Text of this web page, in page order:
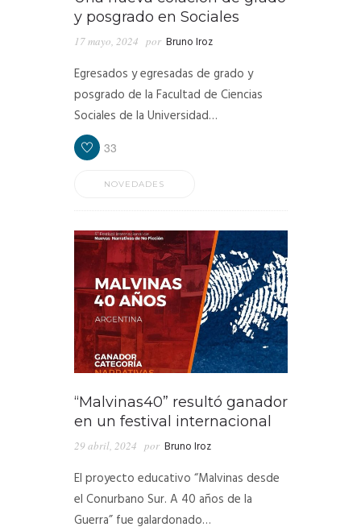
y posgrado en Sociales
17 mayo, 2024 por Bruno Iroz
Egresados y egresadas de grado y
posgrado de la Facultad de Ciencias
Sociales de la Universidad…
33
NOVEDADES
“Malvinas40” resultó ganador
en un festival internacional
29 abril, 2024 por Bruno Iroz
El proyecto educativo “Malvinas desde
el Conurbano Sur. A 40 años de la
Guerra” fue galardonado…